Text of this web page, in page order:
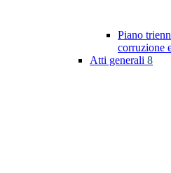
Piano
corruzione
Atti generali 8